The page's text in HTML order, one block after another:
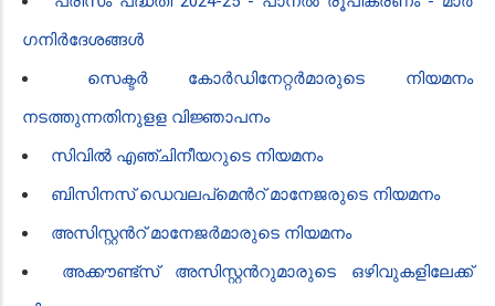
ഗനിർദേശങ്ങൾ
സെക്ടർ ​കോർഡിനേറ്റർമാരുടെ നിയമനം
നടത്തുന്നതിനുളള വിജ്ഞാപനം
സിവിൽ എഞ്ചിനീയറുടെ നിയമനം
ബിസിനസ് ഡെവലപ്മെൻ‍റ് മാനേജരുടെ നിയമനം
അസിസ്റ്റൻ‍റ് മാനേജർമാരുടെ നിയമനം
അ​ക്കൗണ്ട്സ് അസിസ്റ്റൻ‍റു​മാരുടെ ഒഴിവുകളിലേക്ക്